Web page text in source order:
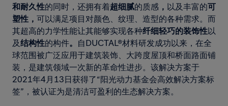
和耐久性的同时，还拥有着超细腻的质感 ， 以及丰富的可
塑性， 可以满足项目对颜色、纹理、造型的各种需求。而
其超高的力学性能让其能够实现各种纤细轻巧的装饰性以
及结构性的构件。 自DUCTAL®材料研发成功以来，在全
球范围被广泛应用于建筑装饰、大跨度屋顶和桥面路面铺
装，是建筑领域一次新的革命性进步。该解决方案于
2021年4月13日获得了“阳光动力基金会高效解决方案标
签”，被认证为是清洁可盈利的生态解决方案。